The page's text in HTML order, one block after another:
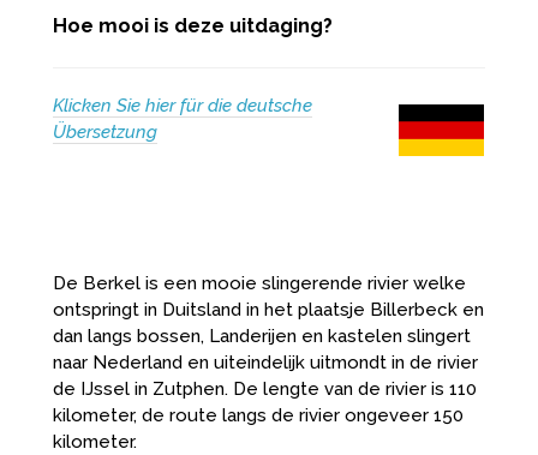
Hoe mooi is deze uitdaging?
Klicken Sie hier für die deutsche
Übersetzung
De Berkel is een mooie slingerende rivier welke
ontspringt in Duitsland in het plaatsje Billerbeck en
dan langs bossen, Landerijen en kastelen slingert
naar Nederland en uiteindelijk uitmondt in de rivier
de IJssel in Zutphen. De lengte van de rivier is 110
kilometer, de route langs de rivier ongeveer 150
kilometer.